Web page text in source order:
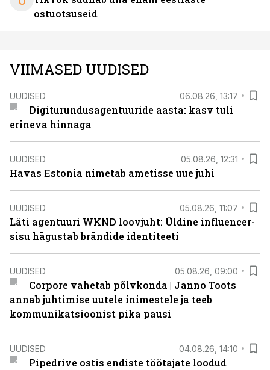
ostuotsuseid
VIIMASED UUDISED
UUDISED 06.08.26, 13:17
Digiturundusagentuuride aasta: kasv tuli
erineva hinnaga
UUDISED 05.08.26, 12:31
Havas Estonia nimetab ametisse uue juhi
UUDISED 05.08.26, 11:07
Läti agentuuri WKND loovjuht: Üldine influencer-
sisu hägustab brändide identiteeti
UUDISED 05.08.26, 09:00
Corpore vahetab põlvkonda | Janno Toots
annab juhtimise uutele inimestele ja teeb
kommunikatsioonist pika pausi
UUDISED 04.08.26, 14:10
Pipedrive ostis endiste töötajate loodud